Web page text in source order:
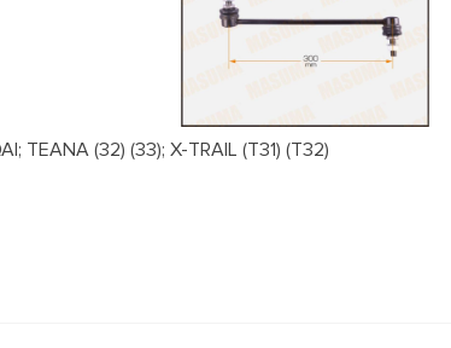
TEANA (32) (33); X-TRAIL (T31) (T32)